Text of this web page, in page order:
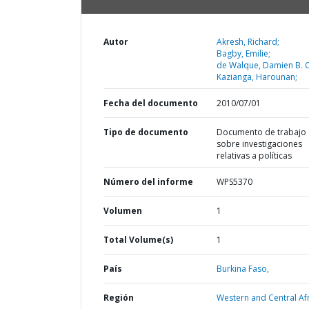
Autor
Akresh, Richard;
Bagby, Emilie;
de Walque, Damien B.
Kazianga, Harounan;
Fecha del documento 2010/07/01
Tipo de documento
Documento de trabajo
sobre investigaciones
relativas a políticas
Número del informe WPS5370
Volumen 1
Total Volume(s) 1
País Burkina Faso,
Región Western and Central